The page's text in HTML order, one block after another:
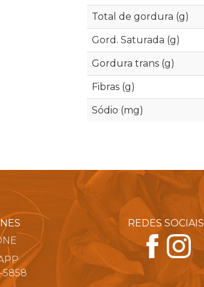
Total de gordura (g)
Gord. Saturada (g)
Gordura trans (g)
Fibras (g)
Sódio (mg)
5858
REDES SOCIAIS